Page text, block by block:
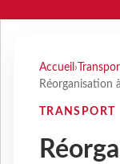
Accueil ›
Réorganisation
TRANSPORT